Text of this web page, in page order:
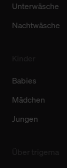
Unterwäsche
Nachtwäsche
Babies
Mädchen
Jungen